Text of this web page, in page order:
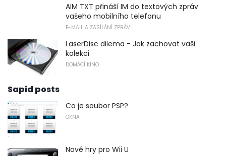
AIM TXT přináší IM do textových zpráv
vašeho mobilního telefonu
E-MAIL A ZASÍLÁNÍ ZPRÁV
LaserDisc dilema - Jak zachovat vaši
kolekci
DOMÁCÍ KINO
Sapid posts
Co je soubor PSP?
OKNA
Nové hry pro Wii U